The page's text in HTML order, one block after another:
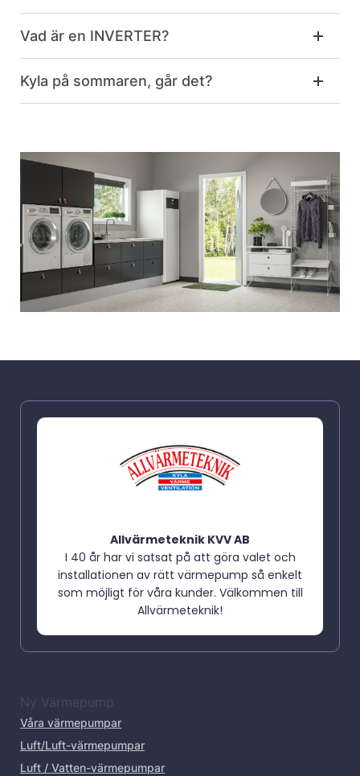
Vad är en INVERTER?
Kyla på sommaren, går det?
Allvärmeteknik KVV AB
I 40 år har vi satsat på att göra valet och
installationen av rätt värmepump så enkelt
som möjligt för våra kunder. Välkommen till
Allvärmeteknik!
Ny Värmepump
Våra värmepumpar
Luft/Luft-värmepumpar
Luft / Vatten-värmepumpar